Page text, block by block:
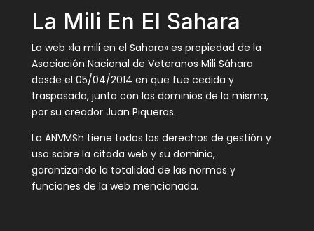
La Mili En El Sahara
La web «la mili en el Sahara» es propiedad de la
Asociación Nacional de Veteranos Mili Sáhara
desde el 05/04/2014 en que fue cedida y
traspasada, junto con los dominios de la misma,
por su creador Juan Piqueras.
La ANVMSh tiene todos los derechos de gestión y
uso sobre la citada web y su dominio,
garantizando la totalidad de las normas y
funciones de la web mencionada.